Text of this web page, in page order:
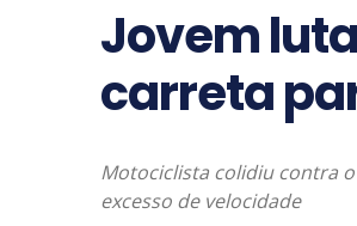
Jovem
carreta
Motociclista colidiu contra
excesso de velocidade